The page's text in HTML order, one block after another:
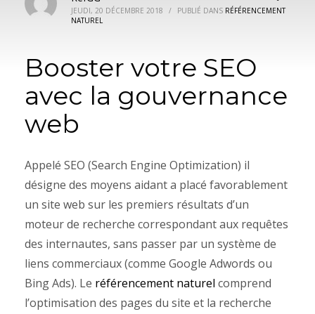
JEUDI, 20 DÉCEMBRE 2018 / PUBLIÉ DANS RÉFÉRENCEMENT
NATUREL
Booster votre SEO
avec la gouvernance
web
Appelé SEO (Search Engine Optimization) il
désigne des moyens aidant a placé favorablement
un site web sur les premiers résultats d’un
moteur de recherche correspondant aux requêtes
des internautes, sans passer par un système de
liens commerciaux (comme Google Adwords ou
Bing Ads). Le référencement naturel comprend
l’optimisation des pages du site et la recherche